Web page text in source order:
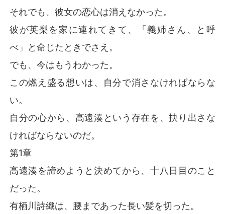
それでも、彼女の恋心は消えなかった。
彼が英梨を家に連れてきて、「義姉さん、と呼
べ」と命じたときでさえ。
でも、今はもうわかった。
この燃え盛る想いは、自分で消さなければならな
い。
自分の心から、高遠湊という存在を、抉り出さな
ければならないのだ。
第1章
高遠湊を諦めようと決めてから、十八日目のこと
だった。
有栖川詩織は、腰まであった長い髪を切った。